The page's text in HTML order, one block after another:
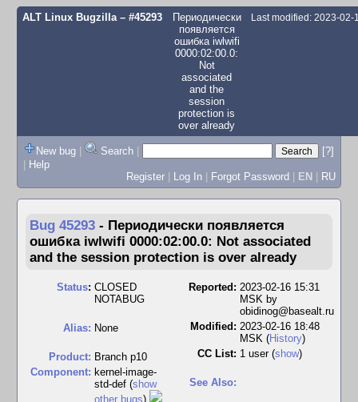
ALT Linux Bugzilla– #45293
Периодически
появляется
ошибка iwlwifi
0000:02:00.0:
Not
associated
and the
session
protection is
over already
Last modified: 2023-02-
New bug | Search |
[?]
| Help
Register | Log In | Forgot Password | EN | RU
Bug 45293 - Периодически появляется
ошибка iwlwifi 0000:02:00.0: Not associated
and the session protection is over already
Status: CLOSED
NOTABUG
Alias: None
Product: Branch p10
Component: kernel-image-
std-def (show
other bugs)
Reported: 2023-02-16 15:31
MSK by
obidinog@basealt.ru
Modified: 2023-02-16 18:48
MSK (History)
CC List: 1 user (show)
See Also: